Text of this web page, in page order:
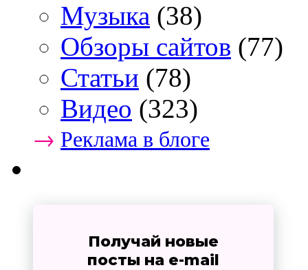
Музыка (38)
Обзоры сайтов (77)
Статьи (78)
Видео (323)
→ Реклама в блоге
Получай новые
посты на e-mail